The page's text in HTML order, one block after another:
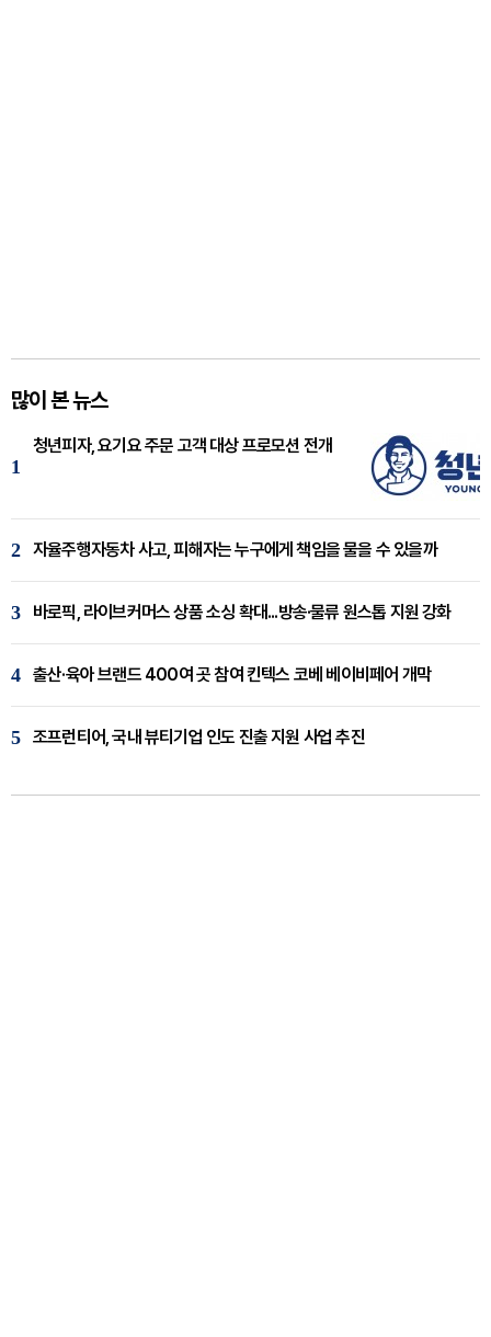
많이 본 뉴스
1
청년피자, 요기요 주문 고객 대상 프로모션 전개
2 자율주행자동차 사고, 피해자는 누구에게 책임을 물을 수 있을까
3 바로픽, 라이브커머스 상품 소싱 확대...방송·물류 원스톱 지원 강화
4 출산·육아 브랜드 400여 곳 참여 킨텍스 코베 베이비페어 개막
5 조프런티어, 국내 뷰티기업 인도 진출 지원 사업 추진